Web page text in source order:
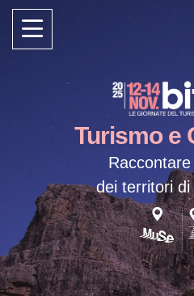
Turismo e
dei territori di